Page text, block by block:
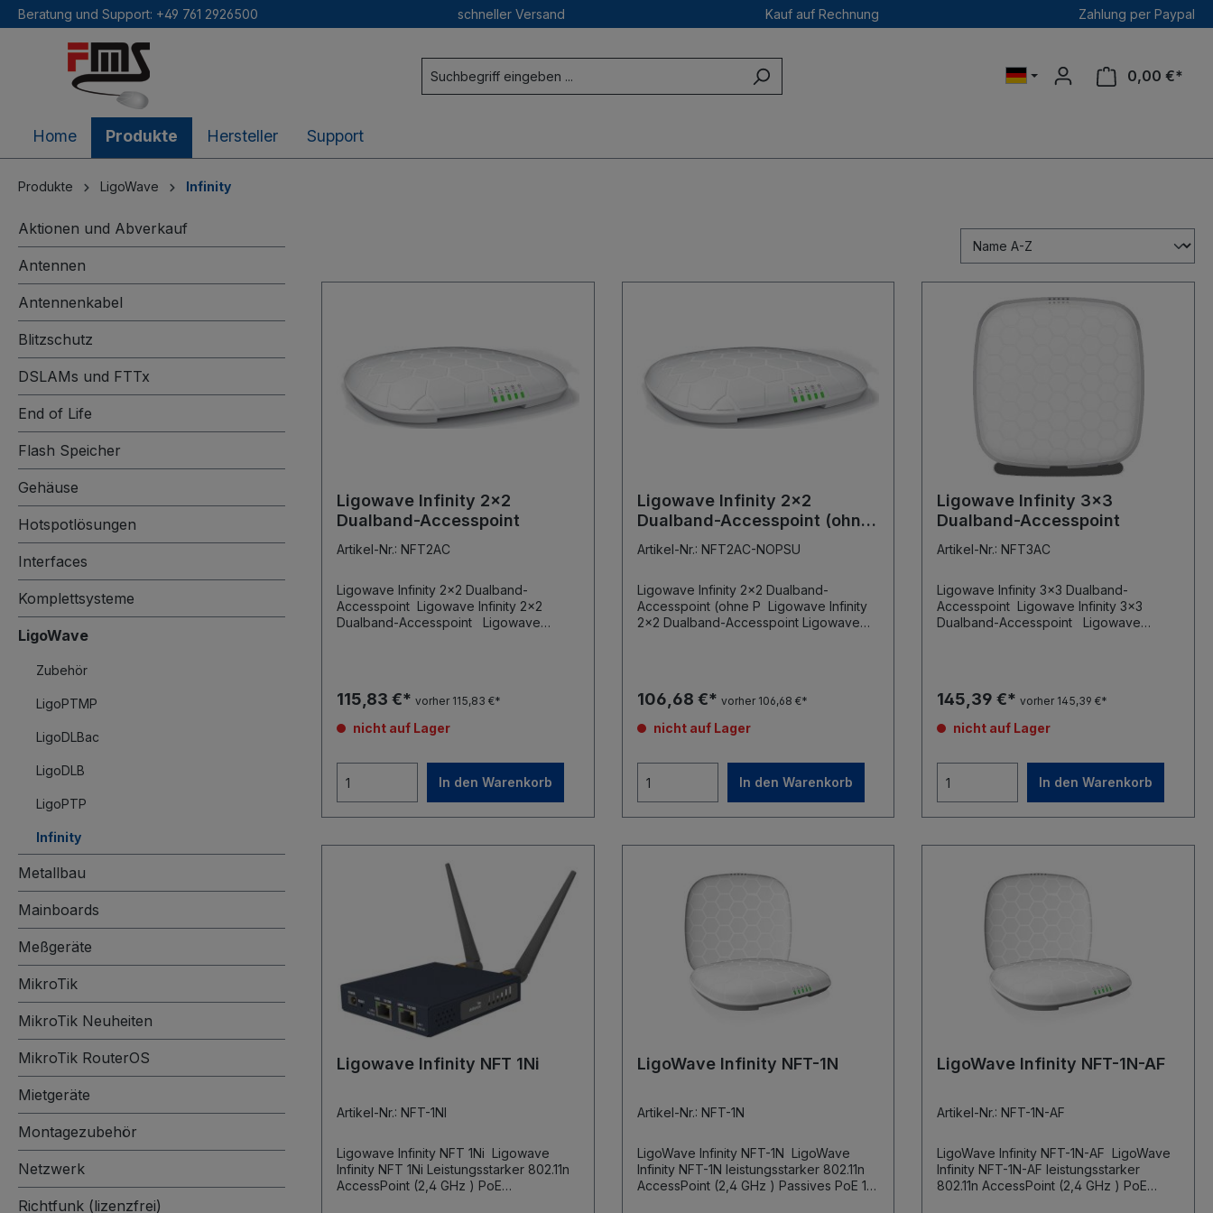
springen
Beratung und Support: +49 761 2926500 schneller Versand Kauf auf Rechnung Zahlung per Paypal
0,00 €*
Home Produkte Hersteller Support
Produkte LigoWave Infinity
Aktionen und Abverkauf
Antennen
Antennenkabel
Blitzschutz
DSLAMs und FTTx
End of Life
Flash Speicher
Gehäuse
Hotspotlösungen
Interfaces
Komplettsysteme
LigoWave
Zubehör
LigoPTMP
LigoDLBac
LigoDLB
LigoPTP
Infinity
Metallbau
Mainboards
Meßgeräte
MikroTik
MikroTik Neuheiten
MikroTik RouterOS
Mietgeräte
Montagezubehör
Netzwerk
Richtfunk (lizenzfrei)
Ligowave Infinity 2x2
Dualband-Accesspoint
Artikel-Nr.: NFT2AC
Ligowave Infinity 2x2 Dualband-
Accesspoint Ligowave Infinity 2x2
Dualband-Accesspoint Ligowave
Netzteil integrierte 3dBi Antennen
Wand- oder Deckenmontage
115,83 €* vorher 115,83 €*
nicht auf Lager
In den Warenkorb
Ligowave Infinity 2x2
Dualband-Accesspoint (ohne
P
Artikel-Nr.: NFT2AC-NOPSU
Ligowave Infinity 2x2 Dualband-
Accesspoint (ohne P Ligowave Infinity
2x2 Dualband-Accesspoint Ligowave
integrierte 3dBi Antennen Wand- oder
Deckenmontage kostenfreier Controller
verfügbar
106,68 €* vorher 106,68 €*
nicht auf Lager
In den Warenkorb
Ligowave Infinity 3x3
Dualband-Accesspoint
Artikel-Nr.: NFT3AC
Ligowave Infinity 3x3 Dualband-
Accesspoint Ligowave Infinity 3x3
Dualband-Accesspoint Ligowave
Wand- oder Deckenmontage
145,39 €*vorher 145,39 €*
nicht auf Lager
In den Warenkorb
Ligowave Infinity NFT 1Ni
Artikel-Nr.: NFT-1NI
Ligowave Infinity NFT 1Ni Ligowave
Infinity NFT 1Ni Leistungsstarker 802.11n
AccessPoint (2,4 GHz ) PoE
LigoWave Infinity NFT-1N
Artikel-Nr.: NFT-1N
LigoWave Infinity NFT-1N LigoWave
Infinity NFT-1N leistungsstarker 802.11n
AccessPoint (2,4 GHz ) Passives PoE 12-
LigoWave Infinity NFT-1N-AF
Artikel-Nr.: NFT-1N-AF
LigoWave Infinity NFT-1N-AF LigoWave
Infinity NFT-1N-AF leistungsstarker
802.11n AccessPoint (2,4 GHz ) PoE